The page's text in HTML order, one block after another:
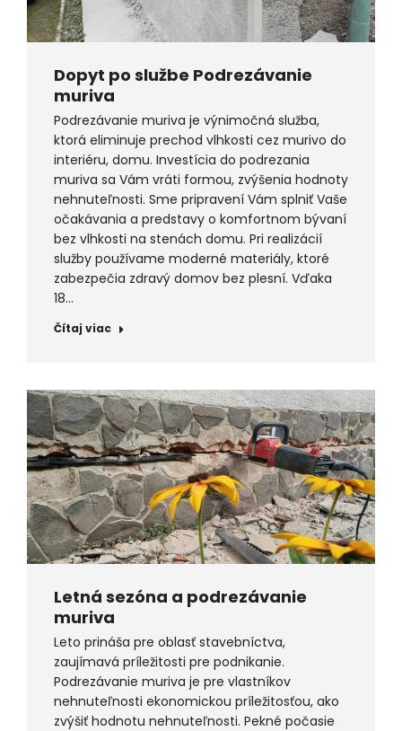
Dopyt po službe Podrezávanie
muriva
Podrezávanie muriva je výnimočná služba,
ktorá eliminuje prechod vlhkosti cez murivo do
interiéru, domu. Investícia do podrezania
muriva sa Vám vráti formou, zvýšenia hodnoty
nehnuteľnosti. Sme pripravení Vám splniť Vaše
očakávania a predstavy o komfortnom bývaní
bez vlhkosti na stenách domu. Pri realizácií
služby používame moderné materiály, ktoré
zabezpečia zdravý domov bez plesní. Vďaka
18…
Čítaj viac
Letná sezóna a podrezávanie
muriva
Leto prináša pre oblasť stavebníctva,
zaujímavá príležitosti pre podnikanie.
Podrezávanie muriva je pre vlastníkov
nehnuteľnosti ekonomickou príležitosťou, ako
zvýšiť hodnotu nehnuteľnosti. Pekné počasie